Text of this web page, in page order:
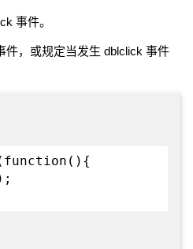
事件。
件，或规定当发生 dblclick 事件